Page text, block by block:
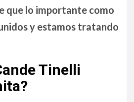
que lo importante como
y estamos tratando
Tinelli